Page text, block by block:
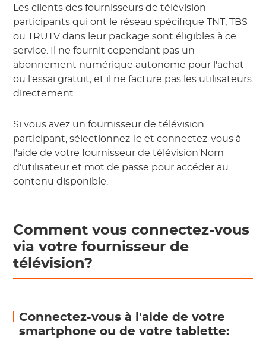
Les clients des fournisseurs de télévision
participants qui ont le réseau spécifique TNT, TBS
ou TRUTV dans leur package sont éligibles à ce
service. Il ne fournit cependant pas un
abonnement numérique autonome pour l'achat
ou l'essai gratuit, et il ne facture pas les utilisateurs
directement.
Si vous avez un fournisseur de télévision
participant, sélectionnez-le et connectez-vous à
l'aide de votre fournisseur de télévision'Nom
d'utilisateur et mot de passe pour accéder au
contenu disponible.
Comment vous connectez-vous
via votre fournisseur de
télévision?
Connectez-vous à l'aide de votre
smartphone ou de votre tablette: